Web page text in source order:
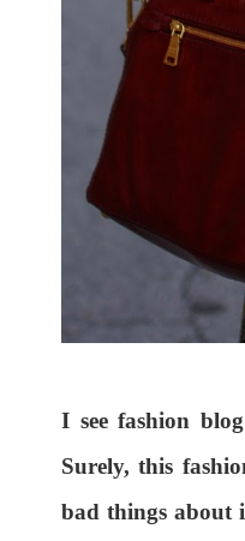
I see fashion
Surely, this
bad things about